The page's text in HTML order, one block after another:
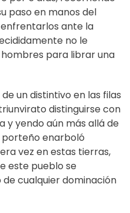
paso en manos del
ante la
no le
para librar una
un distintivo en las filas
distinguirse con
y yendo aún más allá de
enarboló
vez en estas tierras,
este pueblo se
cualquier dominación